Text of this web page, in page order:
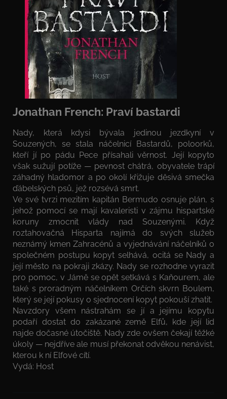
Jonathan French: Praví bastardi
Nady, která kdysi bývala jedinou jezdkyní v
Souzených, se stala náčelnicí Bastardů, poloorků,
kteří jí po pádu Pece přísahali věrnost. Její kopyto
však sužují potíže — pevnost chátrá, obyvatele trápí
záhadný hladomor a po okolí křižuje děsivá smečka
ďábelských psů, jež rozsévá smrt.
Ve své tvrzi mezitím kapitán Bermudo osnuje plán, s
jehož pomocí se mají kavaleristi v zájmu hispartské
koruny zmocnit vlády nad Souzenými. Když
roztahovačná Hisparta najímá do svých služeb
neznámý kmen Zahracénů a vyjednávání náčelníků o
společném postupu kopyt selhává, ocitá se Nady a
její město na pokraji zkázy. Nady se rozhodne vyrazit
pro pomoc, v Jámě se opět setkává s Kaňourem, ale
také s proradným náčelníkem Orčích skvrn Boulem,
který se její pokusy o sjednocení kopyt pokouší zhatit.
Navzdory všem nástrahám se jí a jejímu kopytu
podaří dostat do zakázané země Elfů, kde její lid
najde dočasné útočiště. Nady zde ovšem čekají těžké
úkoly — nejdříve ale musí překonat odvěkou nenávist,
kterou k ní Elfové cítí.
Vydá: Host